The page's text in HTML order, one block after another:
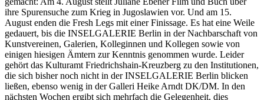
ihre Spurensuche zum Krieg in Jugoslawien vor. Und am 15.
August enden die Fresh Legs mit einer Finissage. Es hat eine Weile
gedauert, bis die INSELGALERIE Berlin in der Nachbarschaft von
Kunstvereinen, Galerien, Kolleginnen und Kollegen sowie von
einigen hiesigen Ämtern zur Kenntnis genommen wurde. Leider
gehört das Kulturamt Friedrichshain-Kreuzberg zu den Institutionen,
die sich bisher noch nicht in der INSELGALERIE Berlin blicken
ließen, ebenso wenig in der Galleri Heike Arndt DK/DM. In den
nächsten Wochen ergibt sich mehrfach die Gelegenheit, dies